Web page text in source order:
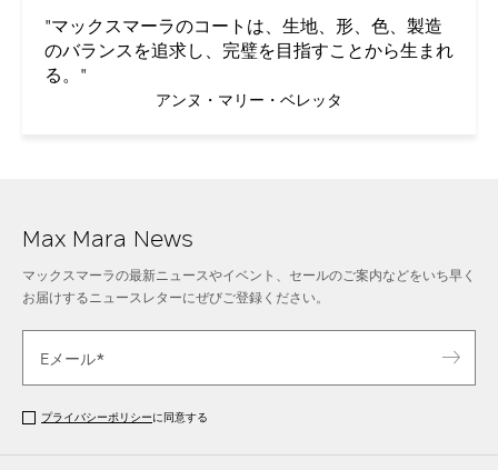
"マックスマーラのコートは、生地、形、色、製造
のバランスを追求し、完璧を目指すことから生まれ
る。"
アンヌ・マリー・ベレッタ
Max Mara News
マックスマーラの最新ニュースやイベント、セールのご案内などをいち早く
お届けするニュースレターにぜびご登録ください。
プライバシーポリシーに同意する